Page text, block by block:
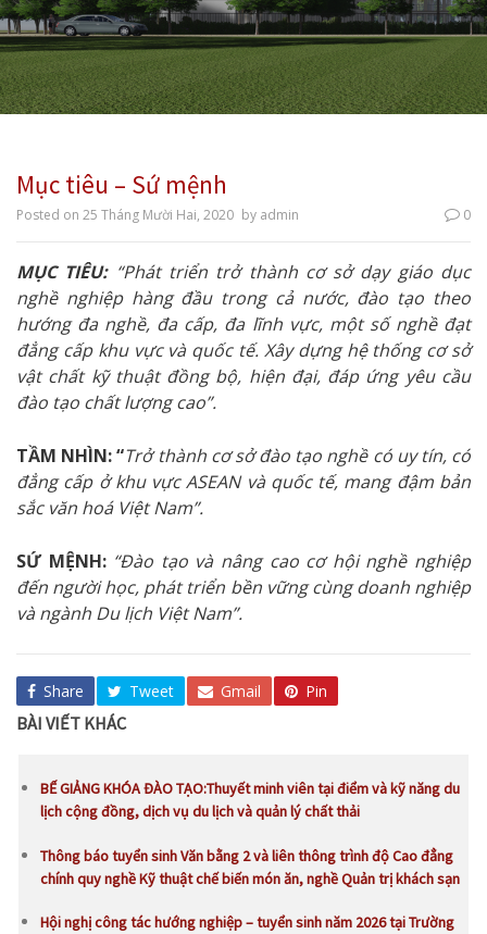
Mục tiêu – Sứ mệnh
Posted on 25 Tháng Mười Hai, 2020 by admin 0
MỤC TIÊU:“Phát triển trở thành cơ sở dạy giáo dục
nghề nghiệp hàng đầu trong cả nước, đào tạo theo
hướng đa nghề, đa cấp, đa lĩnh vực, một số nghề đạt
đẳng cấp khu vực và quốc tế. Xây dựng hệ thống cơ sở
vật chất kỹ thuật đồng bộ, hiện đại, đáp ứng yêu cầu
đào tạo chất lượng cao”.
TẦM NHÌN: “Trở thành cơ sở đào tạo nghề có uy tín, có
đẳng cấp ở khu vực ASEAN và quốc tế, mang đậm bản
sắc văn hoá Việt Nam”.
SỨ MỆNH: “Đào tạo và nâng cao cơ hội nghề nghiệp
đến người học, phát triển bền vững cùng doanh nghiệp
và ngành Du lịch Việt Nam”.
Share Tweet Gmail Pin
BÀI VIẾT KHÁC
BẾ GIẢNG KHÓA ĐÀO TẠO:Thuyết minh viên tại điểm và kỹ năng du
lịch cộng đồng, dịch vụ du lịch và quản lý chất thải
Thông báo tuyển sinh Văn bằng 2 và liên thông trình độ Cao đẳng
chính quy nghề Kỹ thuật chế biến món ăn, nghề Quản trị khách sạn
Hội nghị công tác hướng nghiệp – tuyển sinh năm 2026 tại Trường